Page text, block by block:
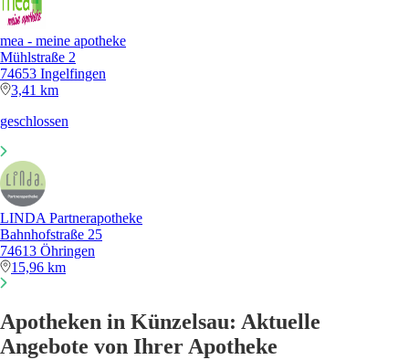
mea - meine apotheke
Mühlstraße 2
74653 Ingelfingen
3,41 km
geschlossen
LINDA Partnerapotheke
Bahnhofstraße 25
74613 Öhringen
15,96 km
Apotheken in Künzelsau: Aktuelle
Angebote von Ihrer Apotheke